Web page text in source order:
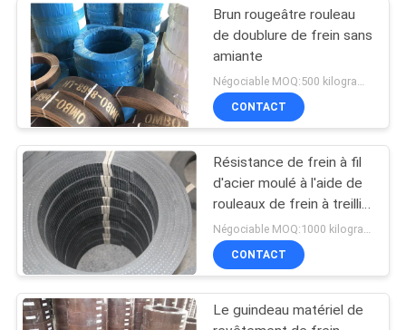
PLAN
DU
SITE
PRIVACY
POLICY
Brun rougeâtre rouleau
de doublure de frein sans
amiante
Négociable MOQ:500 kilogrammes
CONTACT
Résistance de frein à fil
d'acier moulé à l'aide de
rouleaux de frein à treillis
en acier maillage
renforcé en caoutchouc
CONTACT
Le guindeau matériel de